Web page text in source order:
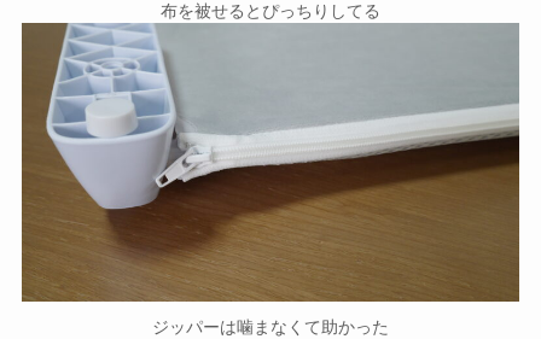
布を被せるとぴっちりしてる
ジッパーは噛まなくて助かった